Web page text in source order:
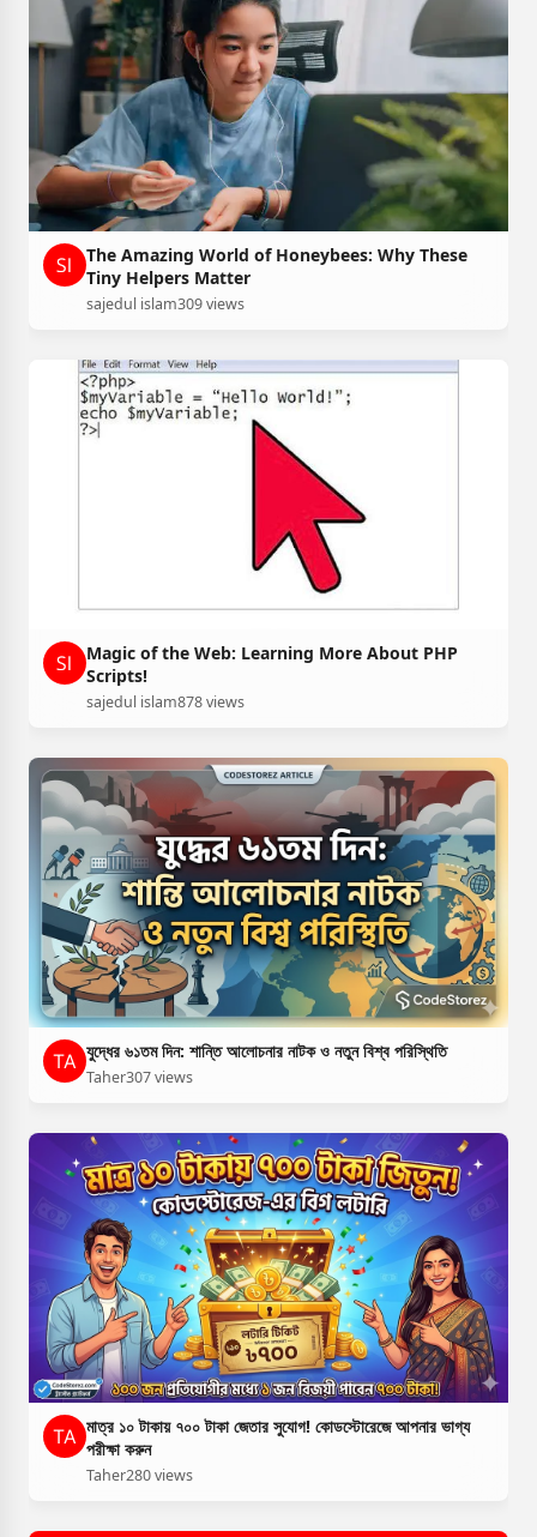
The Amazing World of Honeybees: Why These
Tiny Helpers Matter
sajedul islam309 views
Magic of the Web: Learning More About PHP
Scripts!
sajedul islam878 views
যুদ্ধের ৬১তম দিন: শান্তি আলোচনার নাটক ও নতুন বিশ্ব পরিস্থিতি
Taher307 views
মাত্র ১০ টাকায় ৭০০ টাকা জেতার সুযোগ! কোডস্টোরেজে আপনার ভাগ্য
পরীক্ষা করুন
Taher280 views